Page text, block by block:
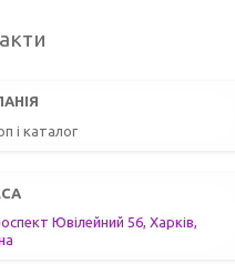
і каталог
Ювілейний 56, Харків,